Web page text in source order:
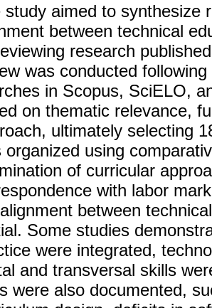
study aimed to synthesize
between technical
research
was conducted
in Scopus, SciELO,
on thematic relevance,
ultimately selecting
organized using
of curricular
with labor
between
Some studies
were integrated,
and transversal skills
were also documented,